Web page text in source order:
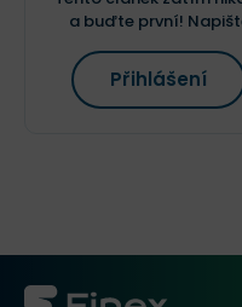
a buďte první!
Přihlášení